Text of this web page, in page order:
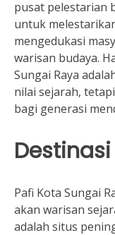
pusat pelestarian
untuk
mengedukasi
warisan budaya.
Sungai Raya
nilai sejarah,
bagi generasi
Pafi Kota Sungai
akan warisan
adalah situs